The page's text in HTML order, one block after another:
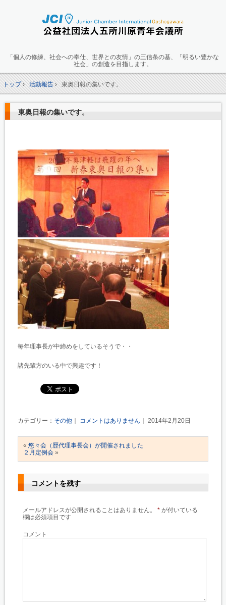
「個人の修練、社会への奉仕、世界との友情」の三信条の基、「明るい豊かな
社会」の創造を目指します。
トップ› 活動報告› 東奥日報の集いです。
東奥日報の集いです。
毎年理事長が中締めをしているそうで・・
諸先輩方のいる中で興趣です！
カテゴリー： その他 コメントはありません ｜ 2014年2月20日
« 悠々会（歴代理事長会）が開催されました
２月定例会 »
コメントを残す
メールアドレスが公開されることはありません。 * が付いている
欄は必須項目です
コメント